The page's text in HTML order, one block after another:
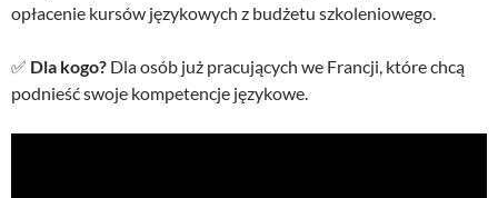
opłacenie kursów językowych z budżetu szkoleniowego.
✅ Dla kogo? Dla osób już pracujących we Francji, które chcą
podnieść swoje kompetencje językowe.